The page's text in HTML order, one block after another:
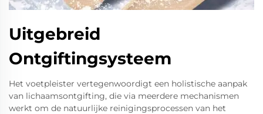
Uitgebreid
Ontgiftingsysteem
Het voetpleister vertegenwoordigt een holistische aanpak
van lichaamsontgifting, die via meerdere mechanismen
werkt om de natuurlijke reinigingsprocessen van het